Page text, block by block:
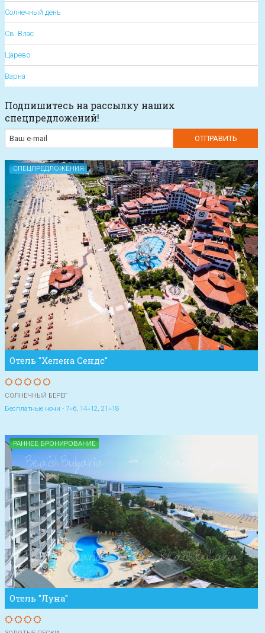
Солнечный день
Св. Влас
Царево
Варна
Подпишитесь на рассылку наших
спецпредложений!
СПЕЦПРЕДЛОЖЕНИЯ
Отель "Хелена Сендс"
СОЛНЕЧНЫЙ БЕРЕГ
Бесплатные ночи - 7=6, 14=12, 21=18
РАННЕЕ БРОНИРОВАНИЕ
Отель "Луна"